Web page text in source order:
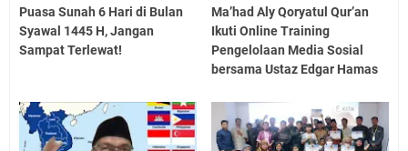
Puasa Sunah 6 Hari di Bulan
Syawal 1445 H, Jangan
Sampat Terlewat!
Ma’had Aly Qoryatul Qur’an
Ikuti Online Training
Pengelolaan Media Sosial
bersama Ustaz Edgar Hamas